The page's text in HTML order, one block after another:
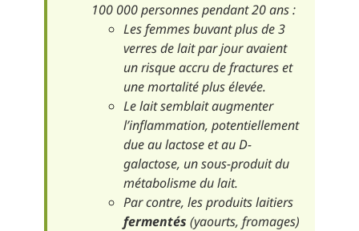
100 000 personnes pendant 20 ans :
Les femmes buvant plus de 3
verres de lait par jour avaient
un risque accru de fractures et
une mortalité plus élevée.
Le lait semblait augmenter
l’inflammation, potentiellement
due au lactose et au D-
galactose, un sous-produit du
métabolisme du lait.
Par contre, les produits laitiers
fermentés (yaourts, fromages)